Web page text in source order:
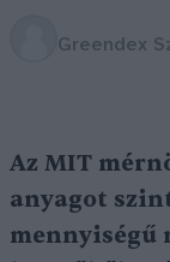
Greendex
Az MIT
anyagot
mennyiségű